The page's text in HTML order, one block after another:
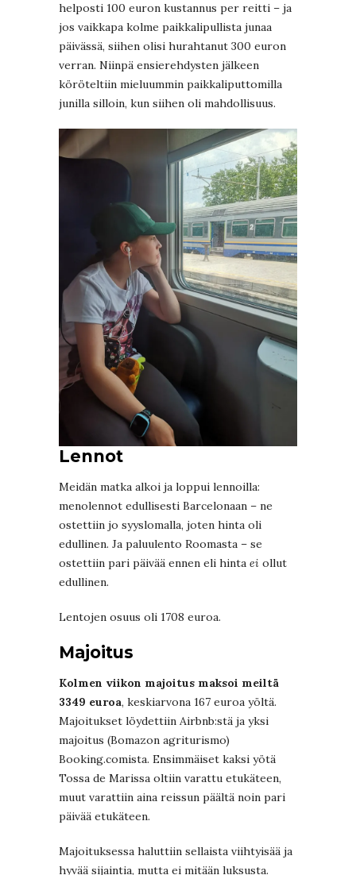
helposti 100 euron kustannus per reitti – ja
jos vaikkapa kolme paikkalipullista junaa
päivässä, siihen olisi hurahtanut 300 euron
verran. Niinpä ensierehdysten jälkeen
köröteltiin mieluummin paikkaliputtomilla
junilla silloin, kun siihen oli mahdollisuus.
Lennot
Meidän matka alkoi ja loppui lennoilla:
menolennot edullisesti Barcelonaan – ne
ostettiin jo syyslomalla, joten hinta oli
edullinen. Ja paluulento Roomasta – se
ostettiin pari päivää ennen eli hinta ei ollut
edullinen.
Lentojen osuus oli 1708 euroa.
Majoitus
Kolmen viikon majoitus maksoi meiltä
3349 euroa, keskiarvona 167 euroa yöltä.
Majoitukset löydettiin Airbnb:stä ja yksi
majoitus (Bomazon agriturismo)
Booking.comista. Ensimmäiset kaksi yötä
Tossa de Marissa oltiin varattu etukäteen,
muut varattiin aina reissun päältä noin pari
päivää etukäteen.
Majoituksessa haluttiin sellaista viihtyisää ja
hyvää sijaintia, mutta ei mitään luksusta.